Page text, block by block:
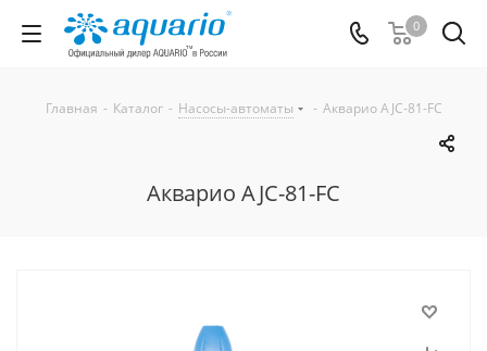
0
Главная - Каталог - Насосы-автоматы - Акварио AJC-81-FC
Акварио AJC-81-FC